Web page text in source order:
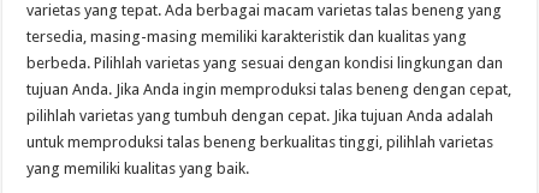
varietas yang tepat. Ada berbagai macam varietas talas beneng yang
tersedia, masing-masing memiliki karakteristik dan kualitas yang
berbeda. Pilihlah varietas yang sesuai dengan kondisi lingkungan dan
tujuan Anda. Jika Anda ingin memproduksi talas beneng dengan cepat,
pilihlah varietas yang tumbuh dengan cepat. Jika tujuan Anda adalah
untuk memproduksi talas beneng berkualitas tinggi, pilihlah varietas
yang memiliki kualitas yang baik.